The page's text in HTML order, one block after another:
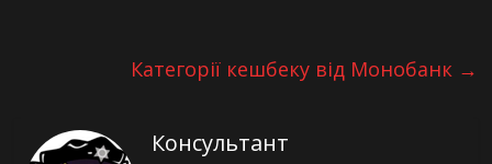
Категорії кешбеку від Монобанк →
Консультант